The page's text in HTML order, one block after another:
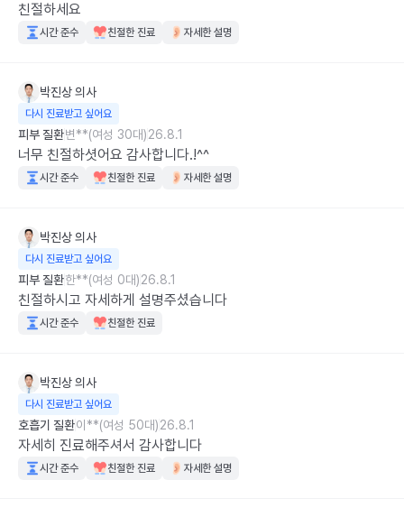
친절하세요
시간 준수 친절한 진료 자세한 설명
박진상의사
다시 진료받고 싶어요
피부 질환변**(여성 30대)26.8.1
너무 친절하셧어요 감사합니다.!^^
시간 준수 친절한 진료 자세한 설명
박진상의사
다시 진료받고 싶어요
피부 질환한**(여성 0대)26.8.1
친절하시고 자세하게 설명주셨습니다
시간 준수 친절한 진료
박진상의사
다시 진료받고 싶어요
호흡기 질환이**(여성 50대)26.8.1
자세히 진료해주셔서 감사합니다
시간 준수 친절한 진료 자세한 설명